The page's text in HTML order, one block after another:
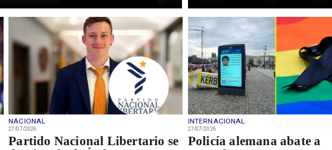
NACIONAL
27/07/2026
Partido Nacional Libertario se
INTERNACIONAL
27/07/2026
Policía alemana abate a